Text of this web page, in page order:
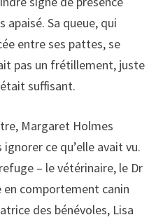
Sa queue, qui
entre ses pattes, se
pas un frétillement, juste
suffisant.
Margaret Holmes
ce qu’elle avait vu.
– le vétérinaire, le Dr
en comportement canin
des bénévoles, Lisa